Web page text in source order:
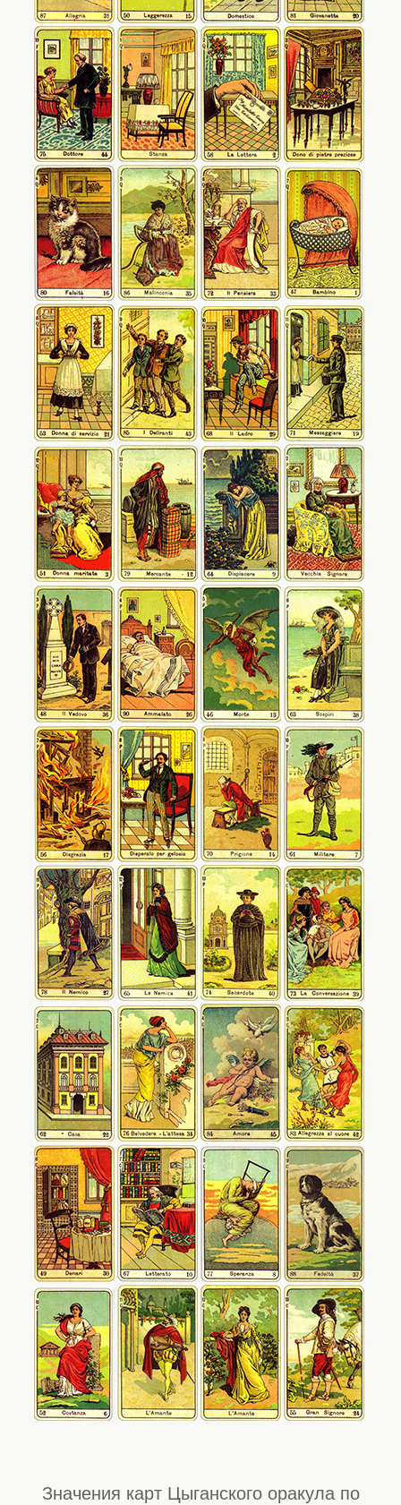
Значения карт Цыганского оракула по